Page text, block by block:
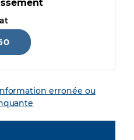
erronée ou